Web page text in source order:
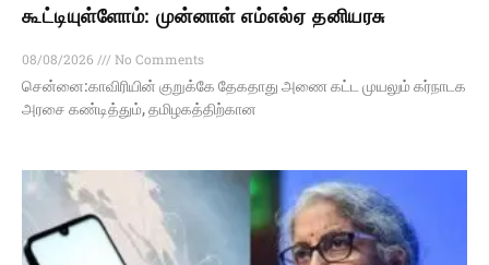
கூட்டியுள்ளோம்: முன்னாள் எம்எல்ஏ தனியரசு
08/08/2026
No Comments
சென்னை:காவிரியின் குறுக்கே தேகதாது அணை கட்ட முயலும் கர்நாடக
அரசை கண்டித்தும், தமிழகத்திற்கான